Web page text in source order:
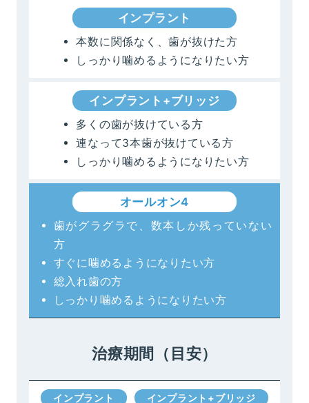
インプラント
本数に関係なく、⻭が抜けた方
しっかり噛めるようになりたい方
インプラント+ブリッジ
多くの歯が抜けている方
連なって3本歯が抜けている方
しっかり噛めるようになりたい方
オールオン4
歯がグラグラで、数本しか残っていない
方
すぐに噛めるようになりたい方
総入れ歯の方
しっかり噛めるようになりたい方
治療期間（目安）
インプラント インプラント+ブリッジ